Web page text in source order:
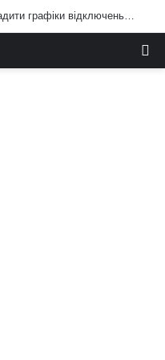
В Україні можуть знову запровадити графіки відключень електроенергії: що вже відомо